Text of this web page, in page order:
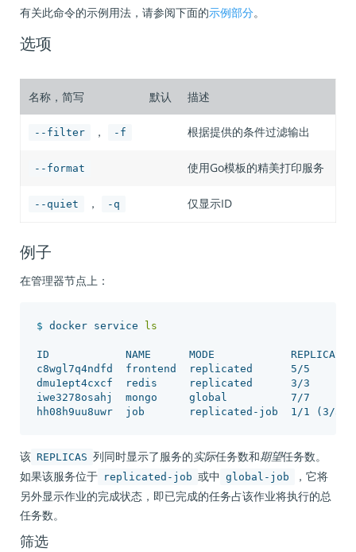
有关此命令的示例用法，请参阅下面的示例部分。
选项
名称，简写 默认 描述
--filter ， -f 根据提供的条件过滤输出
--format 使用Go模板的精美打印服务
--quiet ， -q 仅显示ID
例子
在管理器节点上：
$ docker service ls
ID            NAME      MODE            REPLICAS
c8wgl7q4ndfd  frontend  replicated      5/5
dmu1ept4cxcf  redis     replicated      3/3
iwe3278osahj  mongo     global          7/7
hh08h9uu8uwr  job       replicated-job  1/1
(3/5
该 REPLICAS 列同时显示了服务的实际任务数和期望任务数。
如果该服务位于 replicated-job 或中 global-job
，它将
另外显示作业的完成状态，即已完成的任务占该作业将执行的总
任务数。
筛选